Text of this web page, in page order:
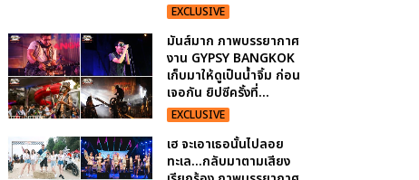
EXCLUSIVE
มันส์มาก ภาพบรรยากาศ
งาน GYPSY BANGKOK
เก็บมาให้ดูเป็นน้ำจิ้ม ก่อน
เจอกัน ยิปซีครั้งที่...
EXCLUSIVE
เฮ จะเอาเธอนั้นไปลอย
ทะเล...กลับมาตามเสียง